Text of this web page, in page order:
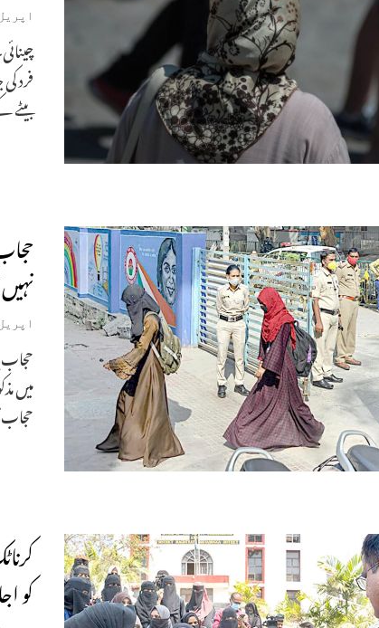
اپریل 23,
فرد
بیٹے
اپریل 5,
حجاب
میں
حجاب
کو